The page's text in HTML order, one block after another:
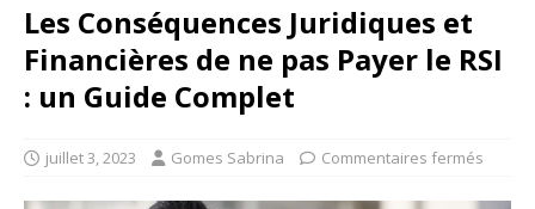
Les Conséquences Juridiques et
Financières de ne pas Payer le RSI
: un Guide Complet
juillet 3, 2023 Gomes Sabrina Commentaires fermés